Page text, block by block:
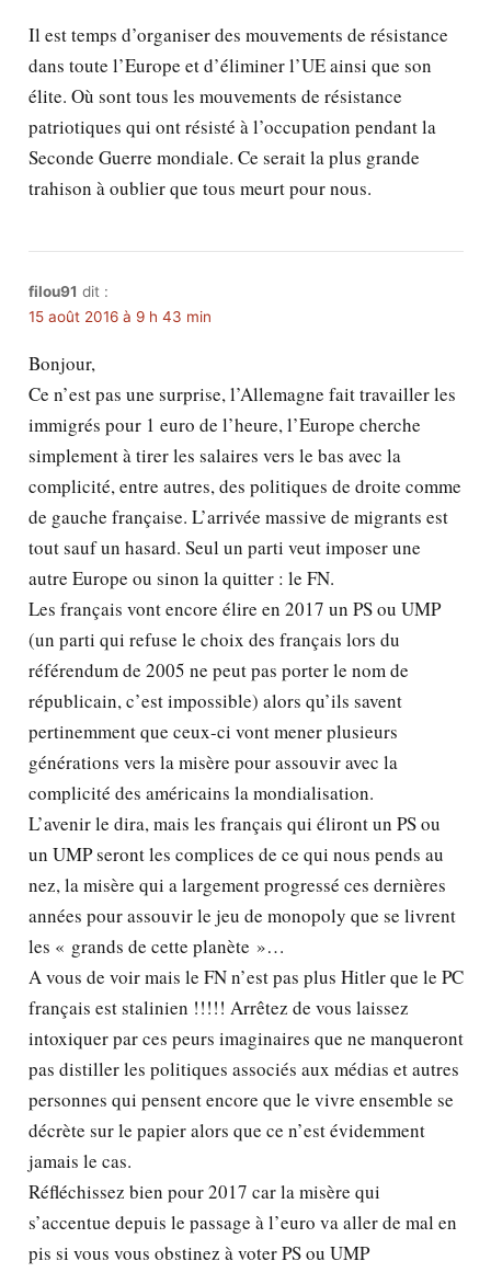
Il est temps d’organiser des mouvements de résistance
dans toute l’Europe et d’éliminer l’UE ainsi que son
élite. Où sont tous les mouvements de résistance
patriotiques qui ont résisté à l’occupation pendant la
Seconde Guerre mondiale. Ce serait la plus grande
trahison à oublier que tous meurt pour nous.
filou91 dit :
15 août 2016 à 9 h 43 min
Bonjour,
Ce n’est pas une surprise, l’Allemagne fait travailler les
immigrés pour 1 euro de l’heure, l’Europe cherche
simplement à tirer les salaires vers le bas avec la
complicité, entre autres, des politiques de droite comme
de gauche française. L’arrivée massive de migrants est
tout sauf un hasard. Seul un parti veut imposer une
autre Europe ou sinon la quitter : le FN.
Les français vont encore élire en 2017 un PS ou UMP
(un parti qui refuse le choix des français lors du
référendum de 2005 ne peut pas porter le nom de
républicain, c’est impossible) alors qu’ils savent
pertinemment que ceux-ci vont mener plusieurs
générations vers la misère pour assouvir avec la
complicité des américains la mondialisation.
L’avenir le dira, mais les français qui éliront un PS ou
un UMP seront les complices de ce qui nous pends au
nez, la misère qui a largement progressé ces dernières
années pour assouvir le jeu de monopoly que se livrent
les « grands de cette planète »…
A vous de voir mais le FN n’est pas plus Hitler que le PC
français est stalinien !!!!! Arrêtez de vous laissez
intoxiquer par ces peurs imaginaires que ne manqueront
pas distiller les politiques associés aux médias et autres
personnes qui pensent encore que le vivre ensemble se
décrète sur le papier alors que ce n’est évidemment
jamais le cas.
Réfléchissez bien pour 2017 car la misère qui
s’accentue depuis le passage à l’euro va aller de mal en
pis si vous vous obstinez à voter PS ou UMP